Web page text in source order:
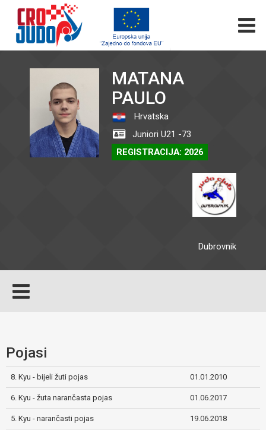
MATANA
PAULO
Hrvatska
Juniori U21 -73
REGISTRACIJA: 2026
Dubrovnik
Pojasi
8. Kyu - bijeli žuti pojas 01.01.2010
6. Kyu - žuta narančasta pojas 01.06.2017
5. Kyu - narančasti pojas 19.06.2018